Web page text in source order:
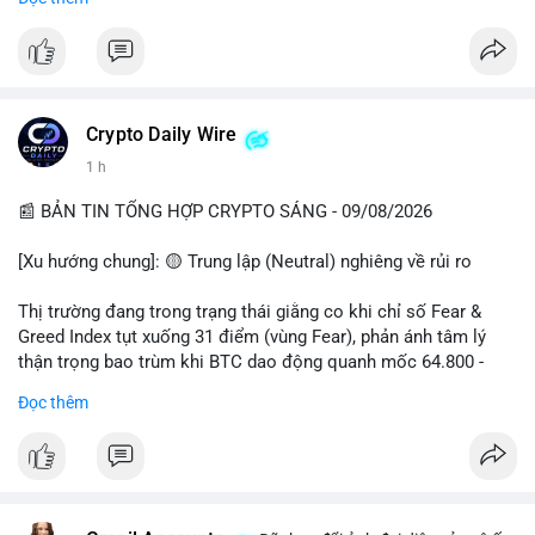
cổ đông vào tháng 2.
- Định chế tài chính: Delaware Life đưa BTC vào sản phẩm bảo
hiểm; Galaxy Digital lập quỹ đầu tư 100 triệu USD.
#binancesquare
$btc $eth $sol $xrp
#vlikevn #titanbot
📰 Nguồn: Decrypt
Crypto Daily Wire
1 h
📰 BẢN TIN TỔNG HỢP CRYPTO SÁNG - 09/08/2026
[Xu hướng chung]: 🟡 Trung lập (Neutral) nghiêng về rủi ro
Thị trường đang trong trạng thái giằng co khi chỉ số Fear &
Greed Index tụt xuống 31 điểm (vùng Fear), phản ánh tâm lý
thận trọng bao trùm khi BTC dao động quanh mốc 64.800 -
giao dịch BTC lớn được ghi nhận trong 24h qua, tổng trị giá
Đọc thêm